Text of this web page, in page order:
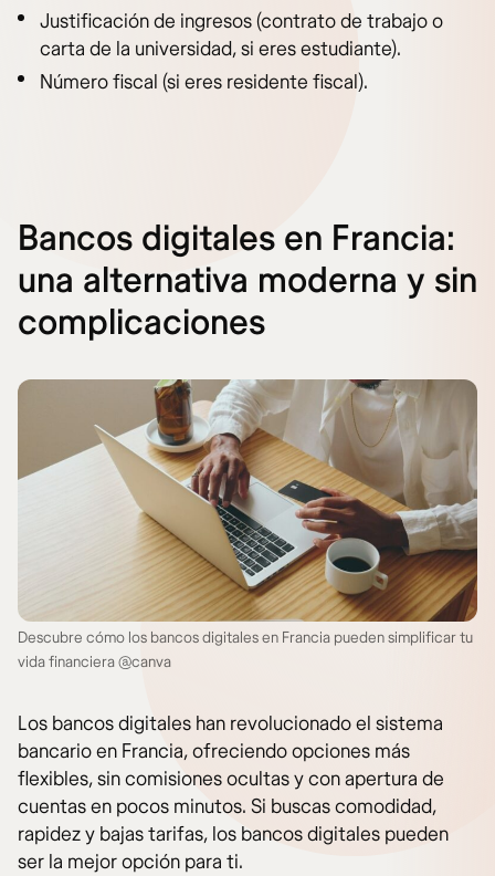
Justificación de ingresos (contrato de trabajo o
carta de la universidad, si eres estudiante).
Número fiscal (si eres residente fiscal).
Bancos digitales en Francia:
una alternativa moderna y sin
complicaciones
Descubre cómo los bancos digitales en Francia pueden simplificar tu
vida financiera @canva
Los bancos digitales han revolucionado el sistema
bancario en Francia, ofreciendo opciones más
flexibles, sin comisiones ocultas y con apertura de
cuentas en pocos minutos. Si buscas comodidad,
rapidez y bajas tarifas, los bancos digitales pueden
ser la mejor opción para ti.